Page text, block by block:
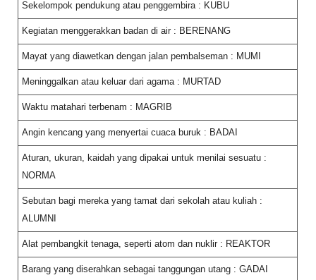
Sekelompok pendukung atau penggembira : KUBU
Kegiatan menggerakkan badan di air : BERENANG
Mayat yang diawetkan dengan jalan pembalseman : MUMI
Meninggalkan atau keluar dari agama : MURTAD
Waktu matahari terbenam : MAGRIB
Angin kencang yang menyertai cuaca buruk : BADAI
Aturan, ukuran, kaidah yang dipakai untuk menilai sesuatu :
NORMA
Sebutan bagi mereka yang tamat dari sekolah atau kuliah :
ALUMNI
Alat pembangkit tenaga, seperti atom dan nuklir : REAKTOR
Barang yang diserahkan sebagai tanggungan utang : GADAI